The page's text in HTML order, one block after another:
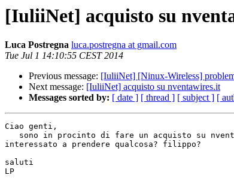
[IuliiNet] acquisto su
Luca Postregna luca.postregna at gmail.com
Tue Jul 1 14:10:55 CEST 2014
Previous message: [IuliiNet] [Ninux-Wireless]
Next message: [IuliiNet] acquisto su nventawires.it
Messages sorted by: [ date ] [ thread ] [ subject ] [
Ciao genti,
sono in procinto di fare un acquisto su
interessato a prendere qualcosa? filippo?
saluti
LP